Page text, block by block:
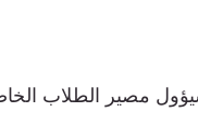
مصير الطلاب